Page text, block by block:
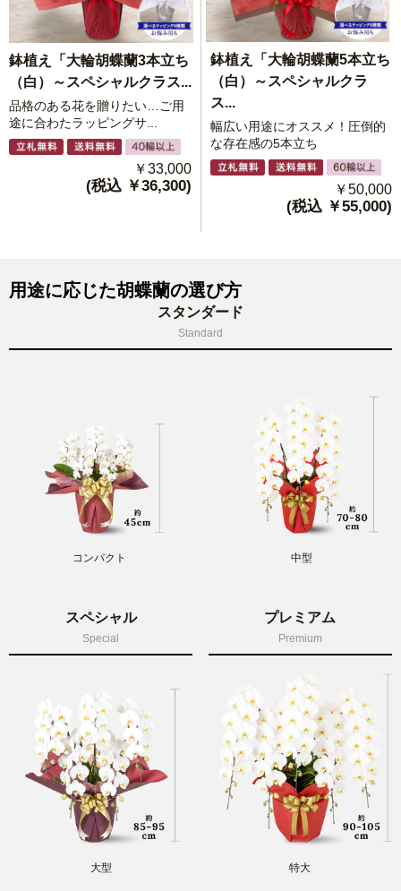
鉢植え「大輪胡蝶蘭3本立ち
（白）～スペシャルクラス...
品格のある花を贈りたい…ご用
途に合わたラッピングサ...
￥33,000
(税込 ￥36,300)
鉢植え「大輪胡蝶蘭5本立ち
（白）～スペシャルクラ
ス...
幅広い用途にオススメ！圧倒的
な存在感の5本立ち
￥50,000
(税込 ￥55,000)
用途に応じた胡蝶蘭の選び方
スタンダード
Standard
コンパクト 中型
スペシャル
Special
大型
プレミアム
Premium
特大